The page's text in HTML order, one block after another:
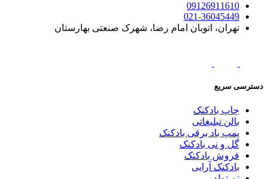
09126911610
021-36045449
تهران، اتوبان امام رضا، شهرک صنعتی بهارستان
دسترسی سریع
چاپ بادکنک
بالن تبلیغاتی
پمپ باد برقی بادکنک
گل و نی بادکنک
فروش بادکنک
بادکنک آرایی